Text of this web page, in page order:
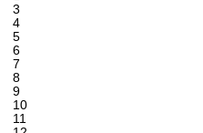
3
4
5
6
7
8
9
10
11